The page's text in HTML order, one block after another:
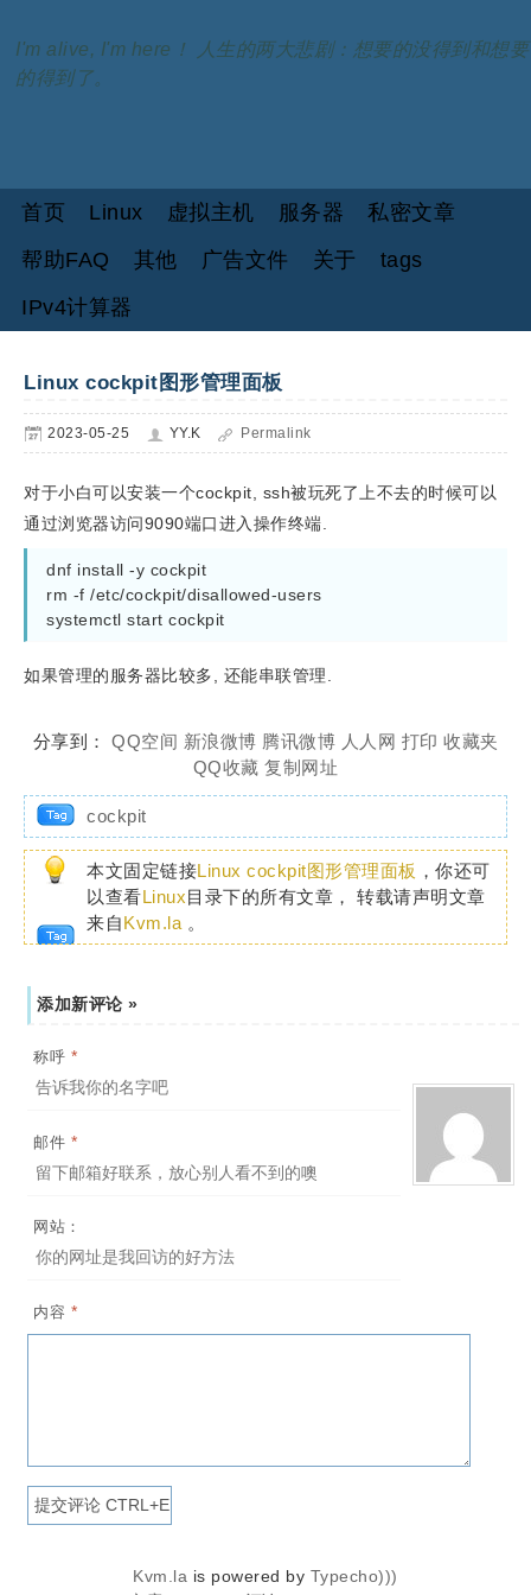
I'm alive, I'm here！ 人生的两大悲剧：想要的没得到和想要
的得到了。
首页 Linux 虚拟主机 服务器
私密文章
帮助FAQ
其他 广告文件 关于
tags
IPv4计算器
Linux cockpit图形管理面板
2023-05-25 YY.K Permalink
对于小白可以安装一个cockpit, ssh被玩死了上不去的时候可以
通过浏览器访问9090端口进入操作终端.
dnf install -y cockpit
rm -f /etc/cockpit/disallowed-users
systemctl start cockpit
如果管理的服务器比较多, 还能串联管理.
分享到： QQ空间 新浪微博 腾讯微博 人人网 打印 收藏夹
QQ收藏 复制网址
cockpit
本文固定链接Linux cockpit图形管理面板 ，你还可
以查看Linux目录下的所有文章， 转载请声明文章
来自Kvm.la 。
添加新评论 »
称呼 *
邮件 *
网站：
内容 *
Kvm.la is powered by Typecho)))